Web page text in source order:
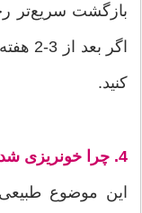
بازگشت سریع‌تر
اگر
كنید.
4. چرا خونریزی شدیدی دارم؟